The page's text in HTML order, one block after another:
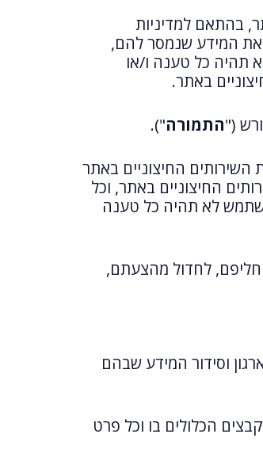
בהתאם למדיניות
את המידע שנמסר להם,
תהיה כל טענה ו/או
באתר.
("התמורה").
החיצוניים באתר
החיצוניים באתר, וכל
לא תהיה כל טענה
לחדול מהצעתם,
וסידור המידע שבהם
הכלולים בו וכל פרט